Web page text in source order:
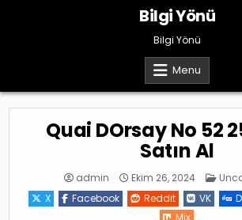
Bilgi Yönü
Bilgi Yönü
Menu
Quai DOrsay No 52
Satın Al
admin Ekim 26, 2024
X
Facebook Reddit VK
Mix